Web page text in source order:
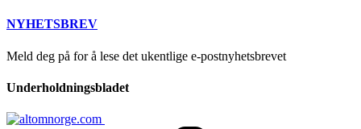
NYHETSBREV
Meld deg på for å lese det ukentlige e-postnyhetsbrevet
Underholdningsbladet